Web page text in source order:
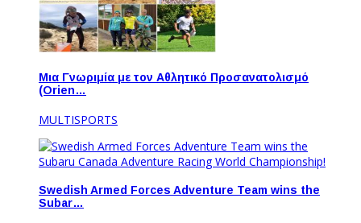
Μια Γνωριμία με τον Αθλητικό Προσανατολισμό
(Orien…
MULTISPORTS
Swedish Armed Forces Adventure Team wins the
Subar…